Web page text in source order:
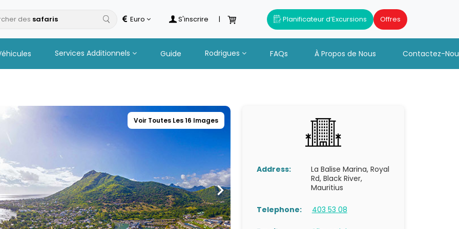
des Euro S'inscrire | Planificateur d’Excursions Offres
Services Additionnels Guide Rodrigues FAQs À Propos de Nous Contactez-
Voir Toutes Les 16 Images
Address:
La Balise Marina, Royal
Rd, Black River,
Mauritius
Telephone: 403 53 08